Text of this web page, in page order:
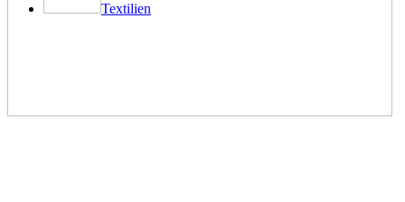
Textilien